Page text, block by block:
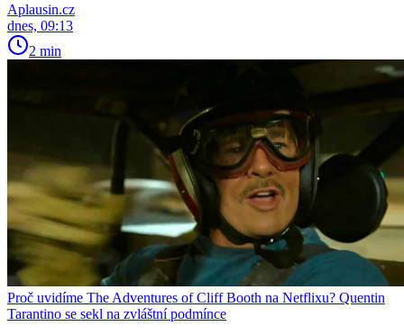
Aplausin.cz
dnes, 09:13
2 min
Proč uvidíme The Adventures of Cliff Booth na Netflixu? Quentin
Tarantino se sekl na zvláštní podmínce